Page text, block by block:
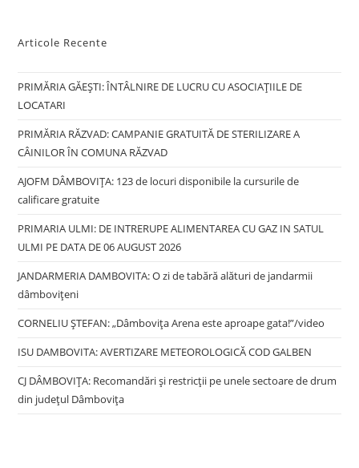
Articole Recente
PRIMĂRIA GĂEȘTI: ÎNTÂLNIRE DE LUCRU CU ASOCIAȚIILE DE
LOCATARI
PRIMĂRIA RĂZVAD: CAMPANIE GRATUITĂ DE STERILIZARE A
CÂINILOR ÎN COMUNA RĂZVAD
AJOFM DÂMBOVIȚA: 123 de locuri disponibile la cursurile de
calificare gratuite
PRIMARIA ULMI: DE INTRERUPE ALIMENTAREA CU GAZ IN SATUL
ULMI PE DATA DE 06 AUGUST 2026
JANDARMERIA DAMBOVITA: O zi de tabără alături de jandarmii
dâmbovițeni
CORNELIU ȘTEFAN: „Dâmbovița Arena este aproape gata!”/video
ISU DAMBOVITA: AVERTIZARE METEOROLOGICĂ COD GALBEN
CJ DÂMBOVIȚA: Recomandări și restricții pe unele sectoare de drum
din județul Dâmbovița